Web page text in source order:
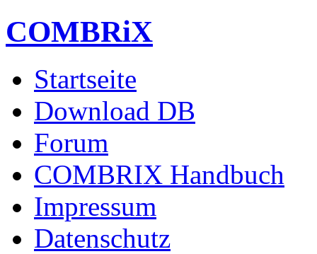
COMBRiX
Startseite
Download DB
Forum
COMBRIX Handbuch
Impressum
Datenschutz